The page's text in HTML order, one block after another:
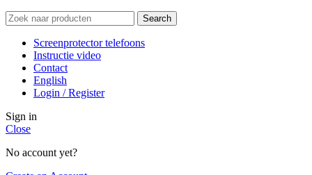
Search
Screenprotector telefoons
Instructie video
Contact
English
Login / Register
Sign in
Close
No account yet?